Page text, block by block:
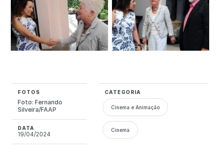
FOTOS
Foto: Fernando
Silveira/FAAP
DATA
19/04/2024
CATEGORIA
Cinema e Animação
Cinema